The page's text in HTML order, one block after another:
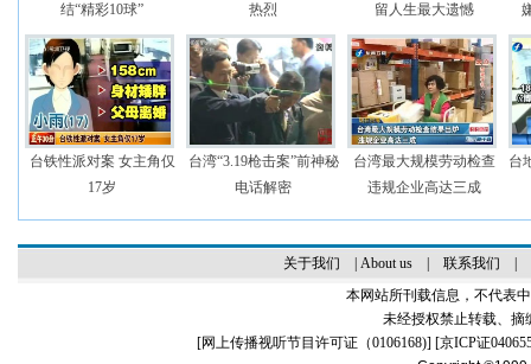
结“精彩10球”
热烈
留人生最大遗憾
台铁性派对案 女主角仅
17岁
台湾“3.19枪击案”前神秘
电话解密
台湾最大规模劳动检查
违规企业高达三成
台
关于我们 About us| 联系我们
本网站所刊载信息，不代表
未经授权禁止转载、摘
[网上传播视听节目许可证（0106168)] [京ICP证